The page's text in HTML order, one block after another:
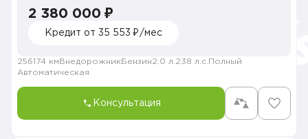
2 380 000 ₽
Кредит от 35 553 ₽/мес
256174 км Внедорожник Бензин2.0 л. 238 л.с. Полный
Автоматическая
Консультация